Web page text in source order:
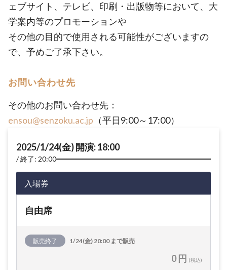
ェブサイト、テレビ、印刷・出版物等において、大
学案内等のプロモーションや
その他の目的で使用される可能性がございますの
で、予めご了承下さい。
お問い合わせ先
その他のお問い合わせ先：
ensou@senzoku.ac.jp （平日9:00～17:00）
2025/1/24(金) 開演: 18:00
終了: 20:00
入場券
自由席
販売終了 1/24(金) 20:00 まで販売
0 円 (税込)